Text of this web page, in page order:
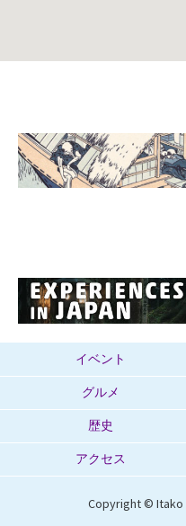
イベント
グルメ
歴史
アクセス
Copyright © Itako